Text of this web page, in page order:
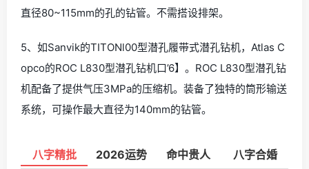
直径80~115mm的孔的钻管。不需搭设排架。
5、如Sanvik的TITONl00型潜孔履带式潜孔钻机，Atlas C
opco的ROC L830型潜孔钻机口’6】。ROC L830型潜孔钻
机配备了提供气压3MPa的压缩机。装备了独特的筒形输送
系统，可操作最大直径为140mm的钻管。
八字精批 2026运势 命中贵人 八字合婚